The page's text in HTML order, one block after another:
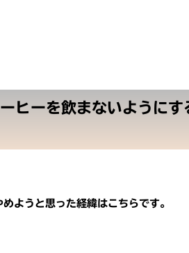
ヒーを飲まないように
ようと思った経緯はこちらです。